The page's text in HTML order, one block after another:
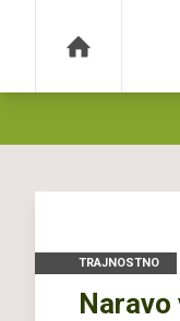
TRAJNOSTNO